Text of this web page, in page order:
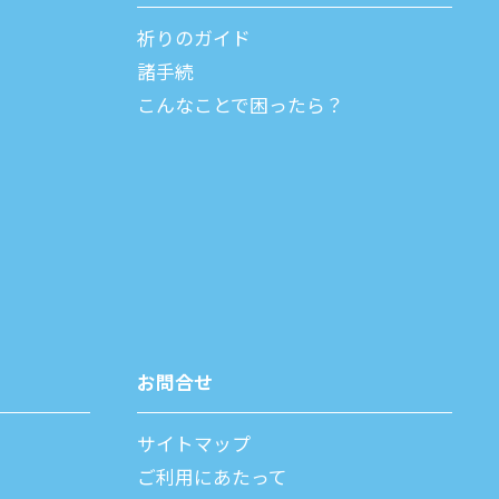
祈りのガイド
諸⼿続
こんなことで困ったら？
お問合せ
サイトマップ
ご利⽤にあたって